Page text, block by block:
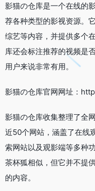
影猫の仓库是一个在线的
荐各种类型的影视资源。
综艺等内容，并提供多个
库还会标注推荐的视频是
用户来说非常有用。
影猫の仓库官网网址：
影猫の仓库收集整理了全
近50个网站，涵盖了在线
索网站以及观影端等多种
茶杯狐相似，但它并不提
的内容。